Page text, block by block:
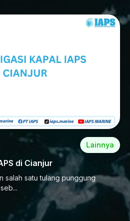
Lainnya
di Cianjur
salah satu tulang punggung